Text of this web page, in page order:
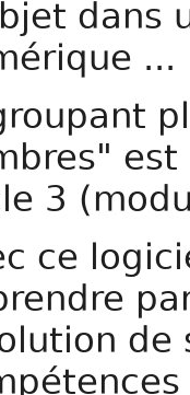
dans
...
3
ce
de